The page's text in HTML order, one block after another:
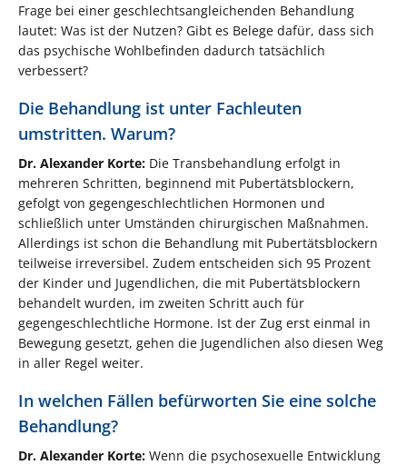
Frage bei einer geschlechtsangleichenden Behandlung
lautet: Was ist der Nutzen? Gibt es Belege dafür, dass sich
das psychische Wohlbefinden dadurch tatsächlich
verbessert?
Die Behandlung ist unter Fachleuten
umstritten. Warum?
Dr. Alexander Korte: Die Transbehandlung erfolgt in
mehreren Schritten, beginnend mit Pubertätsblockern,
gefolgt von gegengeschlechtlichen Hormonen und
schließlich unter Umständen chirurgischen Maßnahmen.
Allerdings ist schon die Behandlung mit Pubertätsblockern
teilweise irreversibel. Zudem entscheiden sich 95 Prozent
der Kinder und Jugendlichen, die mit Pubertätsblockern
behandelt wurden, im zweiten Schritt auch für
gegengeschlechtliche Hormone. Ist der Zug erst einmal in
Bewegung gesetzt, gehen die Jugendlichen also diesen Weg
in aller Regel weiter.
In welchen Fällen befürworten Sie eine solche
Behandlung?
Dr. Alexander Korte: Wenn die psychosexuelle Entwicklung